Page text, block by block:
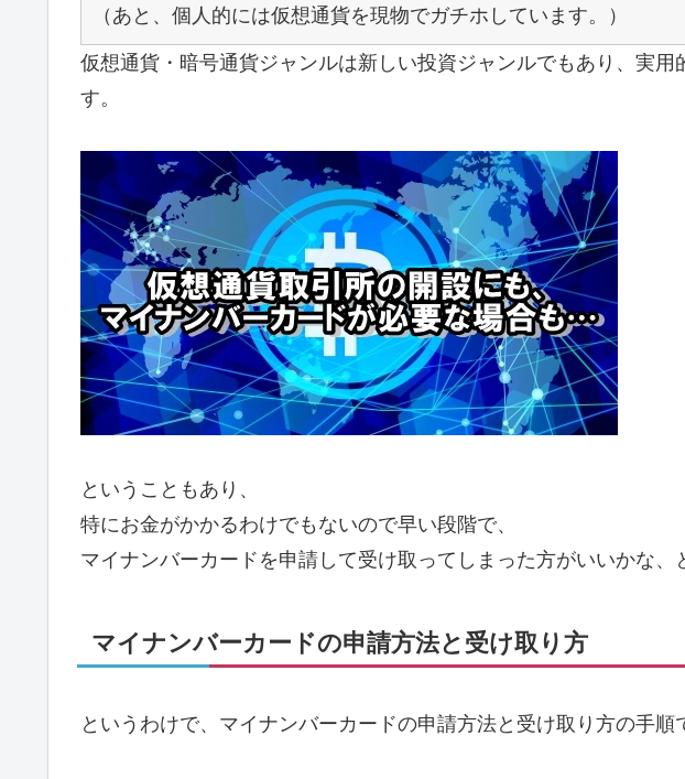
（あと、個人的には仮想通貨を現物でガチホしています。）
仮想通貨・暗号通貨ジャンルは新しい投資ジャンルでもあり、実用
す。
ということもあり、
特にお金がかかるわけでもないので早い段階で、
マイナンバーカードを申請して受け取ってしまった方がいいかな、
マイナンバーカードの申請方法と受け取り方
というわけで、マイナンバーカードの申請方法と受け取り方の手順